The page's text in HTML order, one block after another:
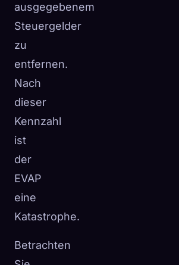
ausgegebenem
Steuergelder
zu
entfernen.
Nach
dieser
Kennzahl
ist
der
EVAP
eine
Katastrophe.
Betrachten